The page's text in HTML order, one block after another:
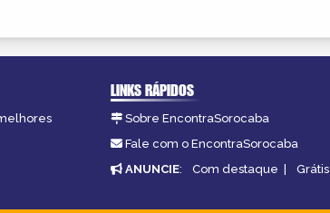
LINKS RÁPIDOS
Sobre EncontraSorocaba
Fale com o EncontraSorocaba
ANUNCIE: Com destaque | Grátis